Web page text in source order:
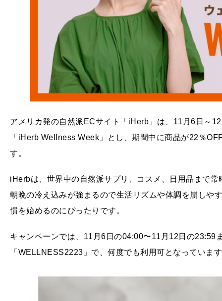
アメリカ発の自然派ECサイト「iHerb」は、11月6日～
「iHerb Wellness Week」とし、期間中に商品が22％
す。
iHerbは、世界中の自然派サプリ、コスメ、日用品まで
朝晩の冷え込みが強まるので生活リズムや体調を崩しや
慣を始めるのにぴったりです。
キャンペーンでは、11月6日の04:00〜11月12日の23:59
「WELLNESS2223」で、何度でも利用可となっていま